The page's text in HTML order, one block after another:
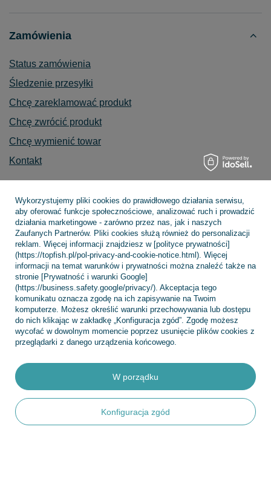
Zamówienia
Status zamówienia
Śledzenie przesyłki
Chcę zareklamować produkt
Chcę zwrócić produkt
Chcę wymienić towar
Kontakt
Konto
Regulaminy
INFORMACJE
+48 695 775 577
kontakt@topfish.pl
Wykorzystujemy pliki cookies do prawidłowego działania serwisu,
aby oferować funkcje społecznościowe, analizować ruch i prowadzić
działania marketingowe - zarówno przez nas, jak i naszych
Zaufanych Partnerów. Pliki cookies służą również do personalizacji
reklam. Więcej informacji znajdziesz w [polityce prywatności]
(https://topfish.pl/pol-privacy-and-cookie-notice.html). Więcej
informacji na temat warunków i prywatności można znaleźć także na
stronie [Prywatność i warunki Google]
(https://business.safety.google/privacy/). Akceptacja tego
komunikatu oznacza zgodę na ich zapisywanie na Twoim
komputerze. Możesz określić warunki przechowywania lub dostępu
do nich klikając w zakładkę „Konfiguracja zgód”. Zgodę możesz
wycofać w dowolnym momencie poprzez usunięcie plików cookies z
przeglądarki z danego urządzenia końcowego.
Konfiguracja zgód
W porządku